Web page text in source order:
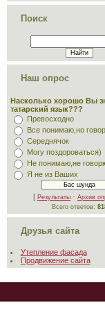
Поиск
Наш опрос
Насколько хорошо Вы
татарский язык???
Превосходно
Все понимаю,но
Середнячок
Могу поздороваться)
Не понимаю,не
Я не из Ваших
[ Результаты · Архив
Всего ответов:
Друзья сайта
Утепление фасада
Продвижение сайта